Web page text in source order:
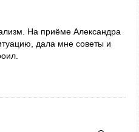
На приёме Александра
дала мне советы и